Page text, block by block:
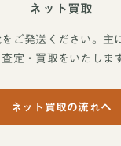
ネット買取
ご発送ください。主
定・買取をいたしま
ネット買取の流れへ